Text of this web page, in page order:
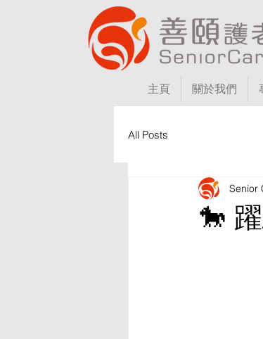
主頁 關於我們
All Posts
🐎
Senior